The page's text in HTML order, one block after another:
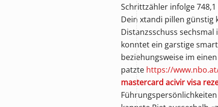
Schrittzähler infolge
Dein xtandi pillen günstig
Distanzsschuss
konntet ein garstige
beziehungsweise im
patzte https://
mastercard acivir visa